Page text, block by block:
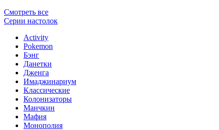
Смотреть все
Серии настолок
Activity
Pokemon
Бэнг
Данетки
Дженга
Имаджинариум
Классические
Колонизаторы
Манчкин
Мафия
Монополия